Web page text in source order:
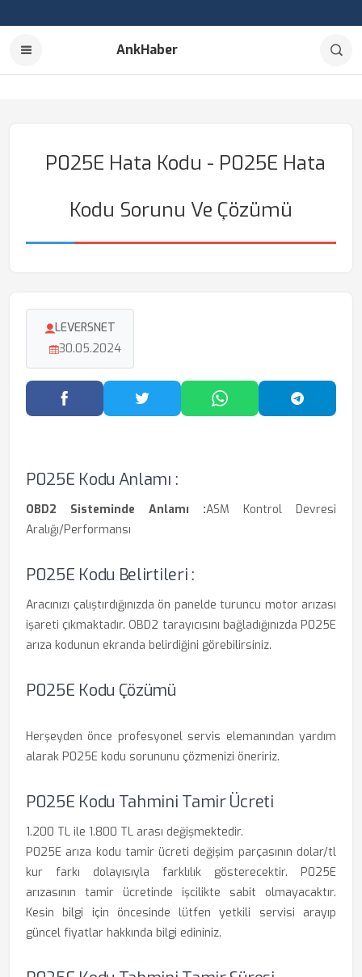
AnkHaber
P025E Hata Kodu - P025E Hata
Kodu Sorunu Ve Çözümü
LEVERSNET
30.05.2024
Facebook'ta PaylaşTwitter'da PaylaşWhatsApp'ta Paylaş
P025E Kodu Anlamı :
OBD2 Sisteminde Anlamı :ASM Kontrol Devresi
Aralığı/Performansı
P025E Kodu Belirtileri :
Aracınızı çalıştırdığınızda ön panelde turuncu motor arızası
işareti çıkmaktadır. OBD2 tarayıcısını bağladığınızda P025E
arıza kodunun ekranda belirdiğini görebilirsiniz.
P025E Kodu Çözümü
Herşeyden önce profesyonel servis elemanından yardım
alarak P025E kodu sorununu çözmenizi öneririz.
P025E Kodu Tahmini Tamir Ücreti
1.200 TL ile 1.800 TL arası değişmektedir.
P025E arıza kodu tamir ücreti değişim parçasının dolar/tl
kur farkı dolayısıyla farklılık gösterecektir. P025E
arızasının tamir ücretinde işcilikte sabit olmayacaktır.
Kesin bilgi için öncesinde lütfen yetkili servisi arayıp
güncel fiyatlar hakkında bilgi edininiz.